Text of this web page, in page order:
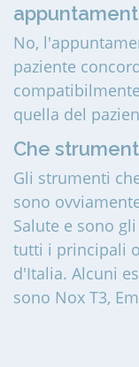
No,
paziente
quella del
Che
Gli strumenti
sono
Salute e sono
tutti i principali
d'Italia. Alcuni
sono Nox T3,